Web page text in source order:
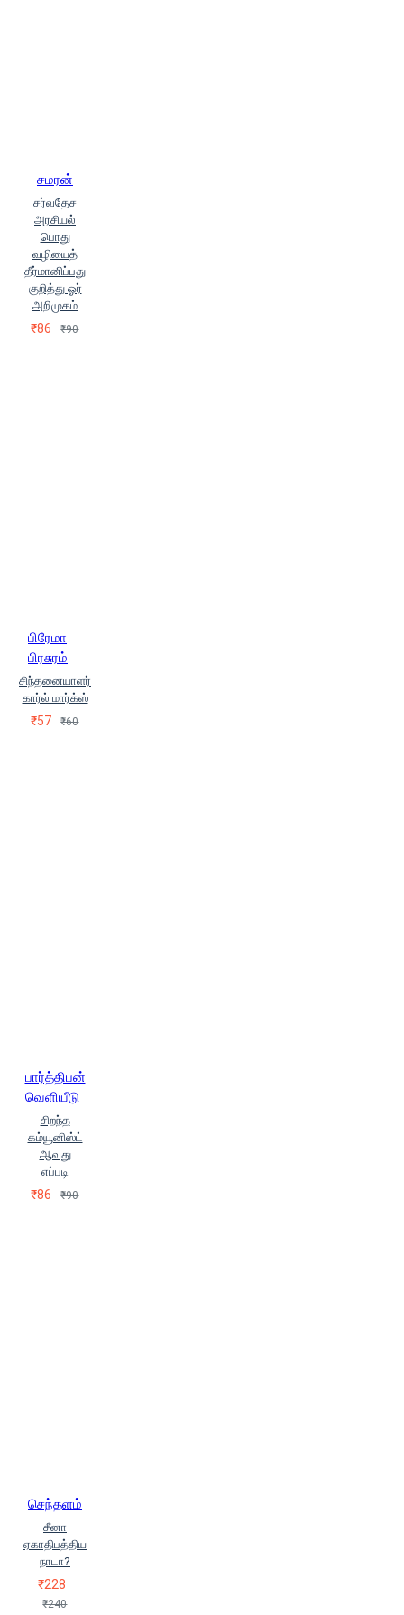
சமரன்
சர்வதேச
அரசியல்
பொது
வழியைத்
தீர்மானிப்பது
குறித்து ஓர்
அறிமுகம்
₹86 ₹90
பிரேமா
பிரசுரம்
சிந்தனையாளர்
கார்ல் மார்க்ஸ்
₹57 ₹60
பார்த்திபன்
வெளியீடு
சிறந்த
கம்யூனிஸ்ட்
ஆவது
எப்படி
₹86 ₹90
செந்தளம்
சீனா
ஏகாதிபத்திய
நாடா?
₹228
₹240